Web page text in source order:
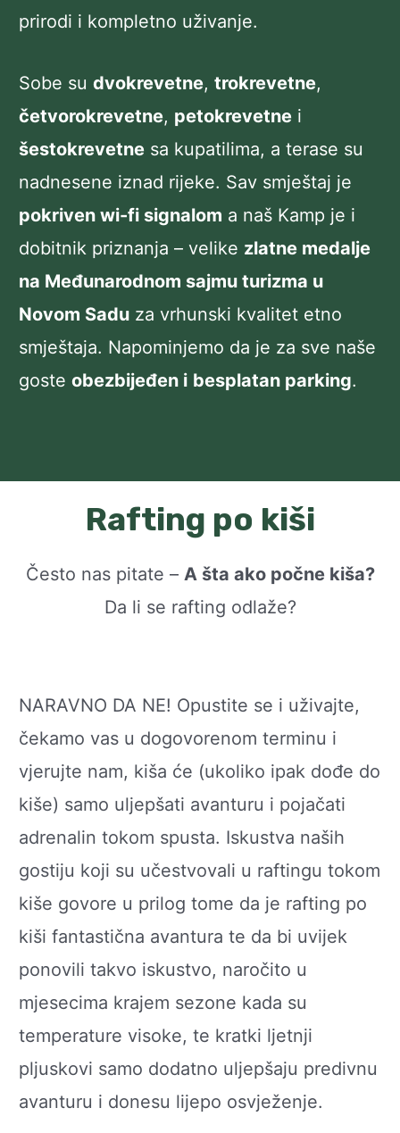
prirodi i kompletno uživanje.
Sobe su dvokrevetne, trokrevetne,
četvorokrevetne, petokrevetnei
šestokrevetnesa kupatilima, a terase su
nadnesene iznad rijeke. Sav smještaj je
pokriven wi-fi signalom a naš Kamp je i
dobitnik priznanja – velike zlatne medalje
na Međunarodnom sajmu turizma u
Novom Saduza vrhunski kvalitet etno
smještaja. Napominjemo da je za sve naše
goste obezbijeđen i besplatan parking.
Rafting po kiši
Često nas pitate – A šta ako počne kiša?
Da li se rafting odlaže?
NARAVNO DA NE! Opustite se i uživajte,
čekamo vas u dogovorenom terminu i
vjerujte nam, kiša će (ukoliko ipak dođe do
kiše) samo uljepšati avanturu i pojačati
adrenalin tokom spusta. Iskustva naših
gostiju koji su učestvovali u raftingu tokom
kiše govore u prilog tome da je rafting po
kiši fantastična avantura te da bi uvijek
ponovili takvo iskustvo, naročito u
mjesecima krajem sezone kada su
temperature visoke, te kratki ljetnji
pljuskovi samo dodatno uljepšaju predivnu
avanturu i donesu lijepo osvježenje.